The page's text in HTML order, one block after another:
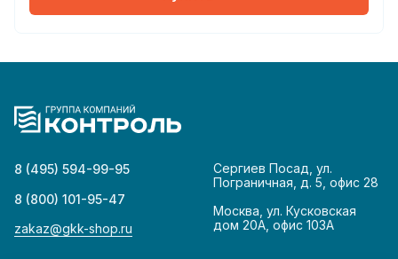
8 (495) 594-99-95
8 (800) 101-95-47
zakaz@gkk-shop.ru
Сергиев Посад, ул.
Пограничная, д. 5, офис 28
Москва, ул. Кусковская
дом 20А, офис 103А